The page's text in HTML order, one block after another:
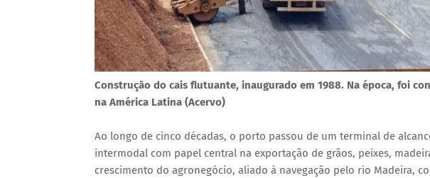
Construção do cais flutuante, inaugurado em 1988. Na época, foi
na América Latina (Acervo)
Ao longo de cinco décadas, o porto passou de um terminal de
intermodal com papel central na exportação de grãos, peixes,
crescimento do agronegócio, aliado à navegação pelo rio Madeira,